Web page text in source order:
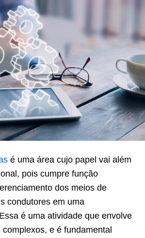
é uma área cujo papel vai além
pois cumpre função
dos meios de
condutores em uma
é uma atividade que envolve
e é fundamental